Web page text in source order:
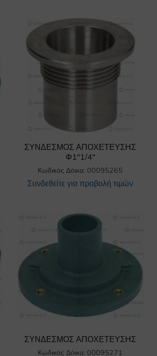
ΣΥΝΔΕΣΜΟΣ ΑΠΟΧΕΤΕΥΣΗΣ
Φ1″1/4″
Κωδικός Δόικα: 00095265
Συνδεθείτε για προβολή τιμών
ΣΥΝΔΕΣΜΟΣ ΑΠΟΧΕΤΕΥΣΗΣ
Κωδικός Δόικα: 00095271